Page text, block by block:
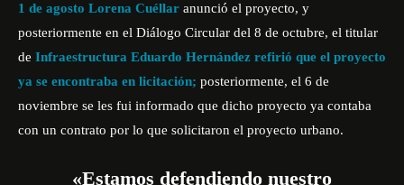
1 de agosto Lorena Cuéllar anunció el proyecto, y
posteriormente en el Diálogo Circular del 8 de octubre, el titular
de Infraestructura Eduardo Hernández refirió que el proyecto
ya se encontraba en licitación; posteriormente, el 6 de
noviembre se les fui informado que dicho proyecto ya contaba
con un contrato por lo que solicitaron el proyecto urbano.
«Estamos defendiendo nuestro